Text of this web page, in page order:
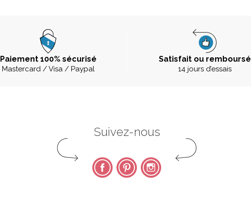
Paiement 100% sécurisé
Mastercard / Visa / Paypal
Satisfait ou remboursé
14 jours d’essais
Suivez-nous
FacebookPinterest Instagram